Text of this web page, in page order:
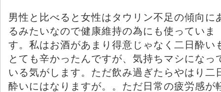
男性と比べると女性はタウリン不足の傾向に
るみたいなので健康維持の為にも使っていま
す。私はお酒があまり得意じゃなく二日酔い
とても辛かったんですが、気持ちマシになっ
いる気がします。ただ飲み過ぎたらやはり二
酔いにはなりますが。。ただ日常の疲労感が